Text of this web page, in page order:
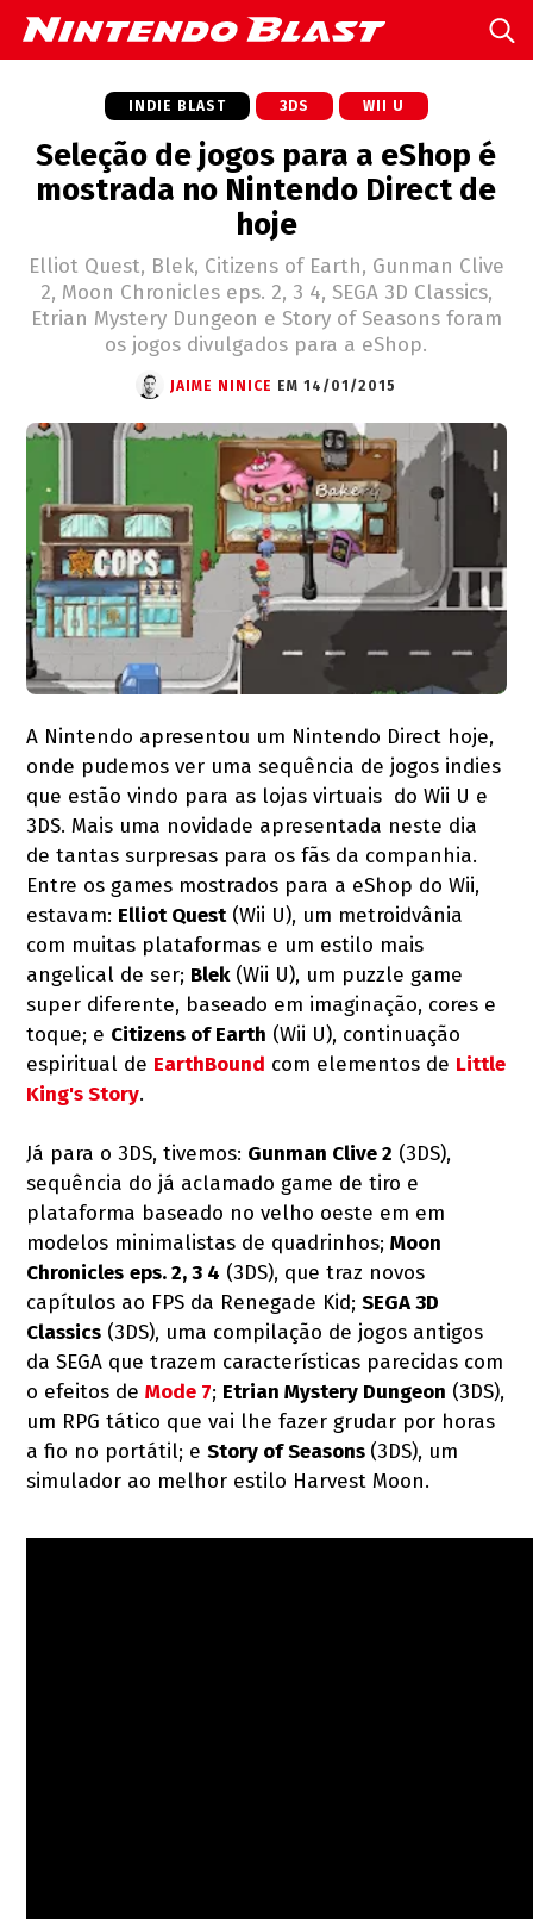
INDIE BLAST 3DS WII U
Seleção de jogos para a eShop é
mostrada no Nintendo Direct de
hoje
Elliot Quest, Blek, Citizens of Earth, Gunman Clive
2, Moon Chronicles eps. 2, 3 4, SEGA 3D Classics,
Etrian Mystery Dungeon e Story of Seasons foram
os jogos divulgados para a eShop.
JAIME NINICE EM 14/01/2015
A Nintendo apresentou um Nintendo Direct hoje,
onde pudemos ver uma sequência de jogos indies
que estão vindo para as lojas virtuais do Wii U e
3DS. Mais uma novidade apresentada neste dia
de tantas surpresas para os fãs da companhia.
Entre os games mostrados para a eShop do Wii,
estavam: Elliot Quest(Wii U), um metroidvânia
com muitas plataformas e um estilo mais
angelical de ser; Blek(Wii U), um puzzle game
super diferente, baseado em imaginação, cores e
toque; e Citizens of Earth (Wii U), continuação
espiritual de EarthBound com elementos de Little
King's Story.
Já para o 3DS, tivemos: Gunman Clive 2 (3DS),
sequência do já aclamado game de tiro e
plataforma baseado no velho oeste em em
modelos minimalistas de quadrinhos;Moon
Chronicles eps. 2, 3 4 (3DS), que traz novos
capítulos ao FPS da Renegade Kid;SEGA 3D
Classics (3DS), uma compilação de jogos antigos
da SEGA que trazem características parecidas com
o efeitos deMode 7; Etrian Mystery Dungeon (3DS),
um RPG tático que vai lhe fazer grudar por horas
a fio no portátil; eStory of Seasons (3DS), um
simulador ao melhor estilo Harvest Moon.